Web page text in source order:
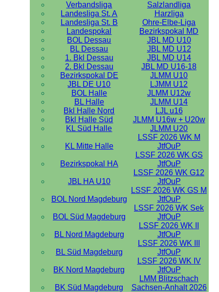
Verbandsliga
Salzlandliga
Landesliga St. A
Harzliga
Landesliga St. B
Ohre-Elbe-Liga
Landespokal
Bezirkspokal MD
BOL Dessau
JBL MD U10
BL Dessau
JBL MD U12
1. Bkl Dessau
JBL MD U14
2. Bkl Dessau
JBL MD U16-18
Bezirkspokal DE
JLMM U10
JBL DE U10
LJMM U12
BOL Halle
JLMM U12w
BL Halle
JLMM U14
Bkl Halle Nord
LJL u16
Bkl Halle Süd
JLMM U16w + U20w
KL Süd Halle
JLMM U20
KL Mitte Halle
LSSF 2026 WK M
JtfOuP
Bezirkspokal HA
LSSF 2026 WK GS
JtfOuP
JBL HA U10
LSSF 2026 WK G12
JtfOuP
BOL Nord Magdeburg
LSSF 2026 WK GS M
JtfOuP
BOL Süd Magdeburg
LSSF 2026 WK Sek
JtfOuP
BL Nord Magdeburg
LSSF 2026 WK II
JtfOuP
BL Süd Magdeburg
LSSF 2026 WK III
JtfOuP
BK Nord Magdeburg
LSSF 2026 WK IV
JtfOuP
BK Süd Magdeburg
LMM Blitzschach
Sachsen-Anhalt 2026